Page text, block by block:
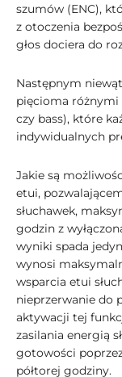
szumów (ENC),
z otoczenia
głos dociera do
Następnym
pięcioma
czy bass), które
indywidualnych
Jakie są
etui,
słuchawek,
godzin z
wyniki spada
wynosi
wsparcia etui
nieprzerwanie do
aktywacji tej
zasilania energią
gotowości
półtorej godziny.